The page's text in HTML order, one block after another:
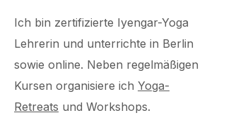
Ich bin zertifizierte Iyengar-Yoga
Lehrerin und unterrichte in Berlin
sowie online. Neben regelmäßigen
Kursen organisiere ich Yoga-
Retreats und Workshops.